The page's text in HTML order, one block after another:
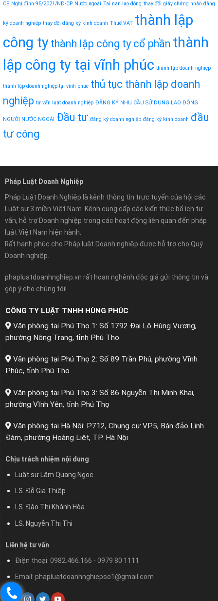
CP Nghị định 95/2021/NĐ-CP Nước ngoài Tai nạn lao động thay đổi giấy chứng nhận đăng
ký doanh nghiệp thay đổi đăng ký kinh doanh Thuế VAT thành lập
công ty thành lập công ty cổ phần thành
lập công ty tại vĩnh phúc thành lập doanh nghiệp
thành lập doanh nghiệp tại vĩnh phúc thủ tục thành lập doanh
nghiệp tư vấn luật doanh nghiệp ĐĂNG KÝ NHU CẦU SỬ DỤNG LAO ĐỘNG
NGƯỜI NƯỚC NGOÀI Đầu tư đăng ký doanh nghiệp đăng ký kinh doanh đầu
tư công
Pháp Luật Doanh Nghiệp
Pháp Luật Doanh Nghiệp là kênh thông tin trực tuyến của hội các
Luật sư 3 miền Việt Nam. Kênh cung cấp các kiến thức bổ ích tư
vấn, hỗ trợ Doanh nghiệp trong các hoạt động liên quan đến pháp
luật Việt Nam hiện hành.
Rất hạnh phúc cho Pháp luật Doanh nghiệp được hỗ trợ cho Quý
Doanh nghiệp.
phapluatdoanhnghiep.vn rất hoan nghênh độc giả gửi thông tin và
góp ý cho chúng tôi!
CÔNG TY LUẬT TNHH HÙNG PHÚC
Văn phòng tại Phú Thọ 1: Số 1792 Đại Lộ Hùng Vương,
phường Nông Trang, tỉnh Phú Thọ
Văn phòng tại Phú Thọ 2: Số 89 Trần Phú, phường Vĩnh
Phúc, tỉnh Phú Thọ
Văn phòng tại Phú Thọ 3: Số 86 Nguyễn Thị Minh Khai,
phường Vĩnh Yên, tỉnh Phú Thọ
Văn phòng tại Hà Nội: P712, Chung cư VP5, Bán đảo Linh
Đàm, phường Hoàng Liệt, TP. Hà Nội
Chịu trách nhiệm nội dung
Luật sư Lâm Quang Ngọc
LS. Đỗ Gia Thiệp
LS. Đào Thị Khánh Hòa
LS. Nguyễn Thị Thi
Liên hệ tư vấn
Điện thoại: 0982.466.166 - 0979 80 1111
Email: phapluatdoanhnghiepso1@gmail.com